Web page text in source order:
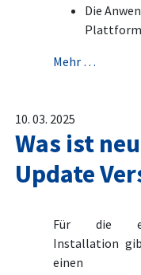
Die
Plattform
Mehr …
10. 03. 2025
Was ist
Update
Für die
Installation
einen